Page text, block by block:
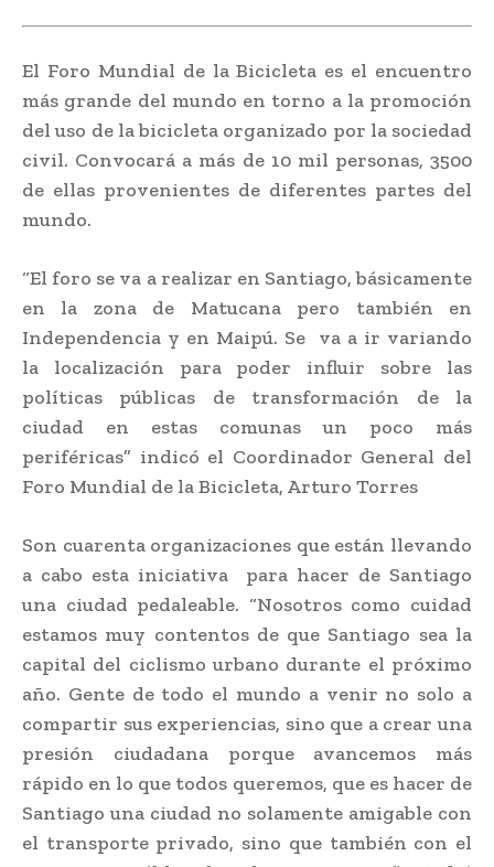
El Foro Mundial de la Bicicleta es el encuentro
más grande del mundo en torno a la promoción
del uso de la bicicleta organizado por la sociedad
civil. Convocará a más de 10 mil personas, 3500
de ellas provenientes de diferentes partes del
mundo.
“El foro se va a realizar en Santiago, básicamente
en la zona de Matucana pero también en
Independencia y en Maipú. Se va a ir variando
la localización para poder influir sobre las
políticas públicas de transformación de la
ciudad en estas comunas un poco más
periféricas” indicó el Coordinador General del
Foro Mundial de la Bicicleta, Arturo Torres
Son cuarenta organizaciones que están llevando
a cabo esta iniciativa para hacer de Santiago
una ciudad pedaleable. “Nosotros como cuidad
estamos muy contentos de que Santiago sea la
capital del ciclismo urbano durante el próximo
año. Gente de todo el mundo a venir no solo a
compartir sus experiencias, sino que a crear una
presión ciudadana porque avancemos más
rápido en lo que todos queremos, que es hacer de
Santiago una ciudad no solamente amigable con
el transporte privado, sino que también con el